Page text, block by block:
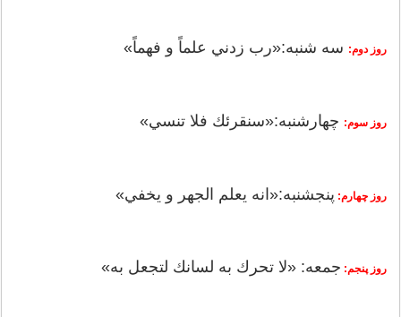
روز دوم: سه شنبه:«رب زدني علماً و فهماً»
روز سوم: چهارشنبه:«سنقرئك فلا تنسي»
روز چهارم: پنجشنبه:«انه يعلم الجهر و يخفي»
روز پنجم: جمعه: «لا تحرك به لسانك لتجعل به»